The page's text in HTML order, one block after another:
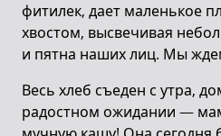
фитилек, дает маленькое
хвостом, высвечивая
и пятна наших лиц. Мы
Весь хлеб съеден с утра,
радостном ожидании —